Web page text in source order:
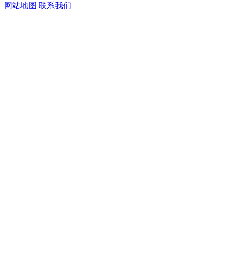
网站地图 联系我们